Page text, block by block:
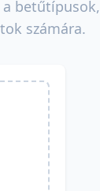
a betűtípusok,
számára.